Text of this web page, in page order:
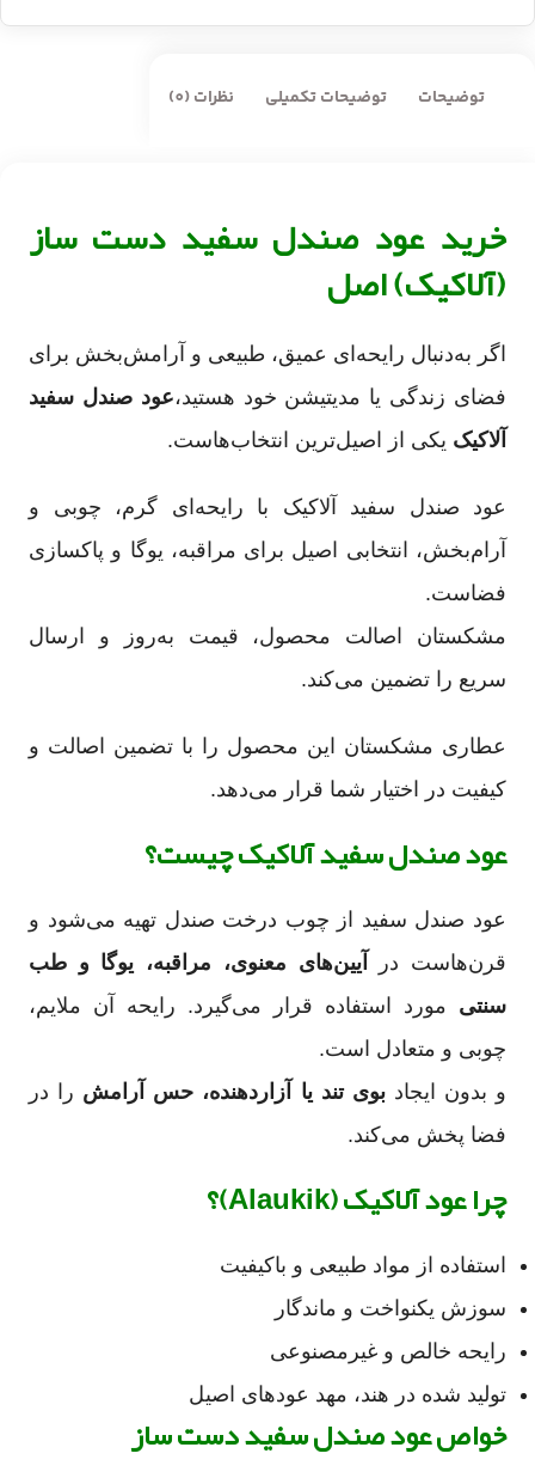
توضیحات توضیحات تکمیلی نظرات (0)
خرید عود صندل سفید دست ساز
(آلاکیک) اصل
اگر به‌دنبال رایحه‌ای عمیق، طبیعی و آرامش‌بخش برای
فضای زندگی یا مدیتیشن خود هستید،عود صندل سفید
آلاکیک یکی از اصیل‌ترین انتخاب‌هاست.
عود صندل سفید آلاکیک با رایحه‌ای گرم، چوبی و
آرام‌بخش، انتخابی اصیل برای مراقبه، یوگا و پاکسازی
فضاست.
مشکستان اصالت محصول، قیمت به‌روز و ارسال
سریع را تضمین می‌کند.
عطاری مشکستان این محصول را با تضمین اصالت و
کیفیت در اختیار شما قرار می‌دهد.
عود صندل سفید آلاکیک چیست؟
عود صندل سفید از چوب درخت صندل تهیه می‌شود و
قرن‌هاست در
آیین‌های معنوی، مراقبه، یوگا و طب
سنتی مورد استفاده قرار می‌گیرد. رایحه آن ملایم،
چوبی و متعادل است.
و بدون ایجادبوی تند یا آزاردهنده، حس آرامش را در
فضا پخش می‌کند.
چرا عود آلاکیک (Alaukik)؟
استفاده از مواد طبیعی و باکیفیت
سوزش یکنواخت و ماندگار
رایحه خالص و غیرمصنوعی
تولید شده در هند، مهد عودهای اصیل
خواص عود صندل سفید دست ساز